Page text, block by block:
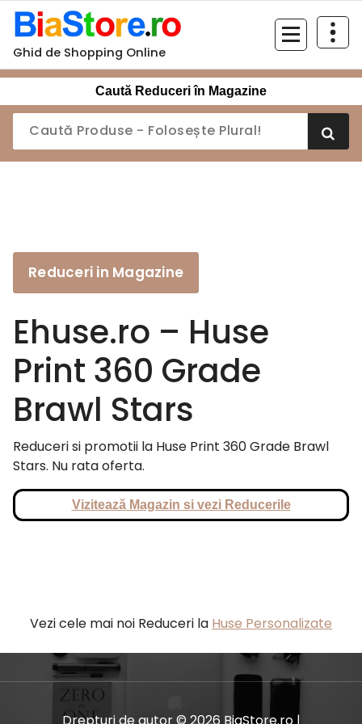
Sari
conținut
Ghid de Shopping Online
Caută Reduceri în Magazine
Reduceri in Magazine
Ehuse.ro – Huse
Print 360 Grade
Brawl Stars
Reduceri si promotii la Huse Print 360 Grade Brawl
Stars. Nu rata oferta.
Vizitează Magazin si vezi Reducerile
Vezi cele mai noi Reduceri la Huse Personalizate